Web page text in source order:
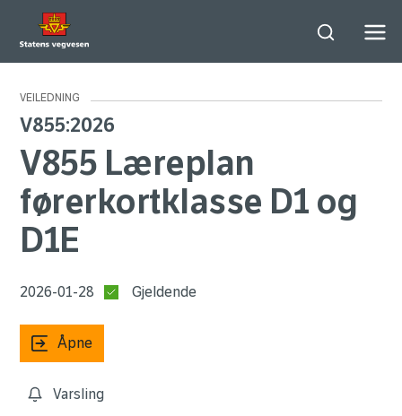
Søk
VEILEDNING
V855:2026
V855 Læreplan
førerkortklasse D1 og
D1E
2026-01-28 Gjeldende
Åpne
Varsling